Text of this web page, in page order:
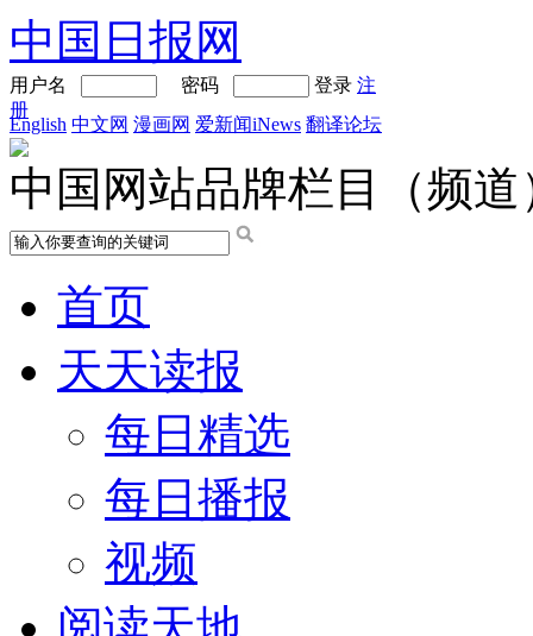
中国日报网
用户名 密码 登录 注
册
English 中文网 漫画网 爱新闻iNews 翻译论坛
中国网站品牌栏目（频道
首页
天天读报
每日精选
每日播报
视频